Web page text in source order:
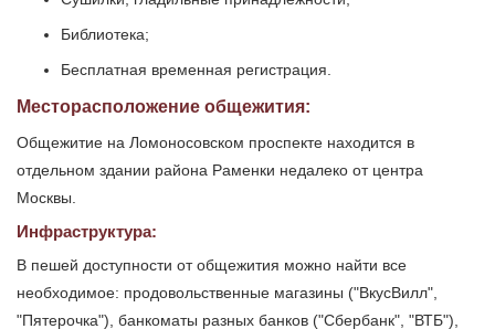
Библиотека;
Бесплатная временная регистрация.
Месторасположение общежития:
Общежитие на Ломоносовском проспекте находится в
отдельном здании района Раменки недалеко от центра
Москвы.
Инфраструктура:
В пешей доступности от общежития можно найти все
необходимое: продовольственные магазины ("ВкусВилл",
"Пятерочка"), банкоматы разных банков ("Сбербанк", "ВТБ"),